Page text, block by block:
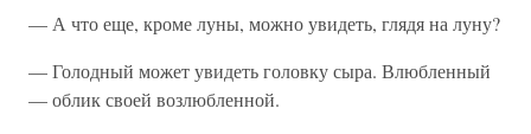
— А что еще, кроме луны, можно увидеть, глядя на луну?
— Голодный может увидеть головку сыра. Влюбленный
— облик своей возлюбленной.